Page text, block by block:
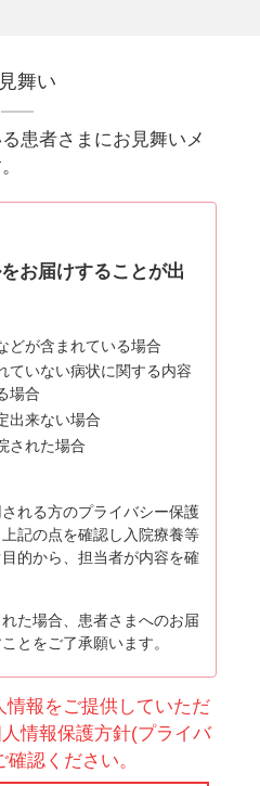
舞い
患者さまにお見舞いメ
お届けすることが出
どが含まれている場合
ていない病状に関する内容
場合
出来ない場合
された場合
れる方のプライバシー保護
記の点を確認し入院療養等
的から、担当者が内容を確
た場合、患者さまへのお届
とをご了承願います。
報をご提供していただ
情報保護方針(プライバ
認ください。